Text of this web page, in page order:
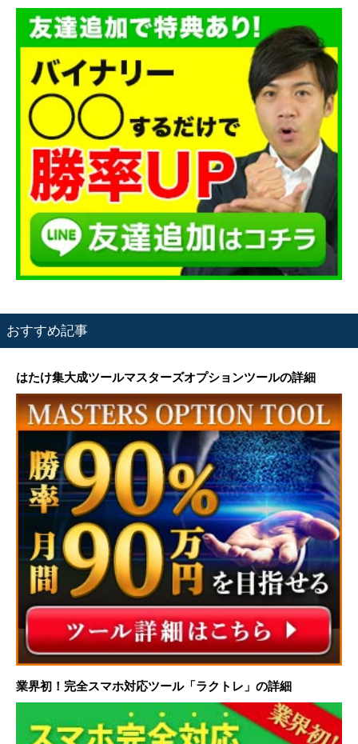
おすすめ記事
はたけ集大成ツールマスターズオプションツールの詳細
業界初！完全スマホ対応ツール「ラクトレ」の詳細